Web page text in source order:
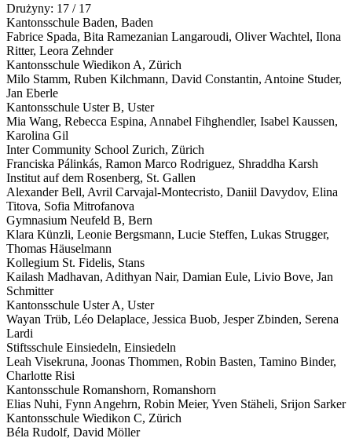
Drużyny: 17 / 17
Kantonsschule Baden, Baden
Fabrice Spada, Bita Ramezanian Langaroudi, Oliver Wachtel, Ilona
Ritter, Leora Zehnder
Kantonsschule Wiedikon A, Zürich
Milo Stamm, Ruben Kilchmann, David Constantin, Antoine Studer,
Jan Eberle
Kantonsschule UsterB, Uster
Mia Wang, Rebecca Espina, Annabel Fihghendler, Isabel Kaussen,
Karolina Gil
Inter Community School Zurich, Zürich
Franciska Pálinkás, Ramon Marco Rodriguez, Shraddha Karsh
Institut auf dem Rosenberg, St. Gallen
Alexander Bell, Avril Carvajal-Montecristo, Daniil Davydov, Elina
Titova, Sofia Mitrofanova
Gymnasium Neufeld B, Bern
Klara Künzli, Leonie Bergsmann, Lucie Steffen, Lukas Strugger,
Thomas Häuselmann
Kollegium St. Fidelis, Stans
Kailash Madhavan, Adithyan Nair, Damian Eule, Livio Bove, Jan
Schmitter
Kantonsschule UsterA, Uster
Wayan Trüb, Léo Delaplace, Jessica Buob, Jesper Zbinden, Serena
Lardi
Stiftsschule Einsiedeln, Einsiedeln
Leah Visekruna, Joonas Thommen, Robin Basten, Tamino Binder,
Charlotte Risi
Kantonsschule Romanshorn, Romanshorn
Elias Nuhi, Fynn Angehrn, Robin Meier, Yven Stäheli, Srijon Sarker
Kantonsschule Wiedikon C, Zürich
Béla Rudolf, David Möller